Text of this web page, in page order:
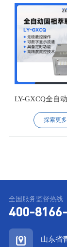
LY-GXCQ全自
仪
探索更多
全国服务监督热线
400-
山东省